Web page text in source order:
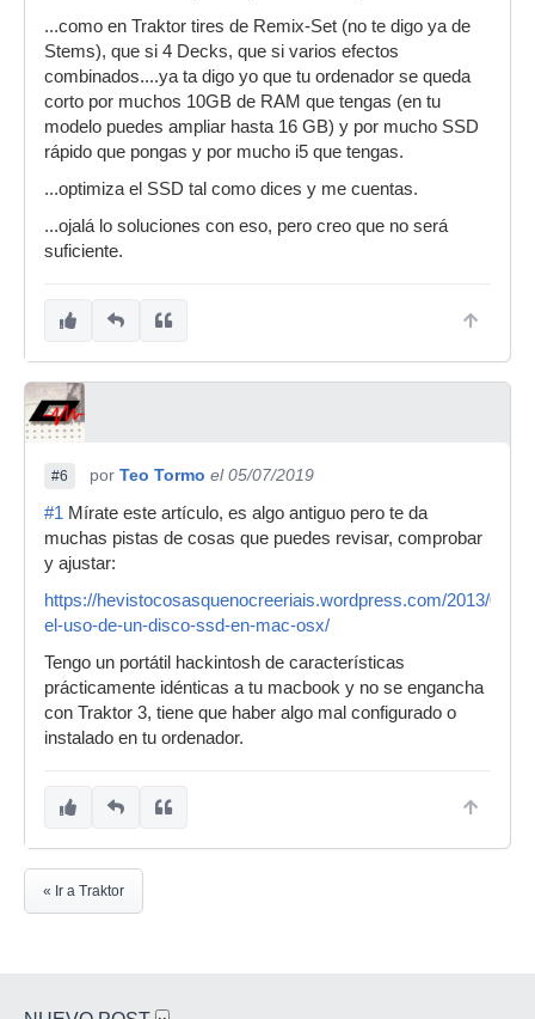
...como en Traktor tires de Remix-Set (no te digo ya de
Stems), que si 4 Decks, que si varios efectos
combinados....ya ta digo yo que tu ordenador se queda
corto por muchos 10GB de RAM que tengas (en tu
modelo puedes ampliar hasta 16 GB) y por mucho SSD
rápido que pongas y por mucho i5 que tengas.
...optimiza el SSD tal como dices y me cuentas.
...ojalá lo soluciones con eso, pero creo que no será
suficiente.
#6 por Teo Tormo el 05/07/2019
#1 Mírate este artículo, es algo antiguo pero te da
muchas pistas de cosas que puedes revisar, comprobar
y ajustar:
https://hevistocosasquenocreeriais.wordpress.com/2013/04/
el-uso-de-un-disco-ssd-en-mac-osx/
Tengo un portátil hackintosh de características
prácticamente idénticas a tu macbook y no se engancha
con Traktor 3, tiene que haber algo mal configurado o
instalado en tu ordenador.
« Ir a Traktor